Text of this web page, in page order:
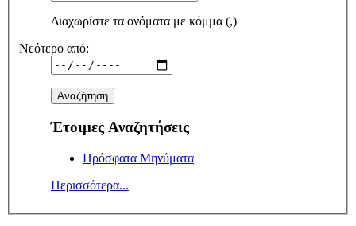
Διαχωρίστε τα ονόματα με κόμμα (,)
Νεότερο από:
Έτοιμες Αναζητήσεις
Πρόσφατα Μηνύματα
Περισσότερα...